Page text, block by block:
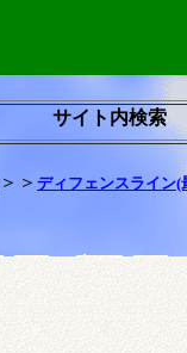
サイト内検索
＞＞ ディフェンスライン(